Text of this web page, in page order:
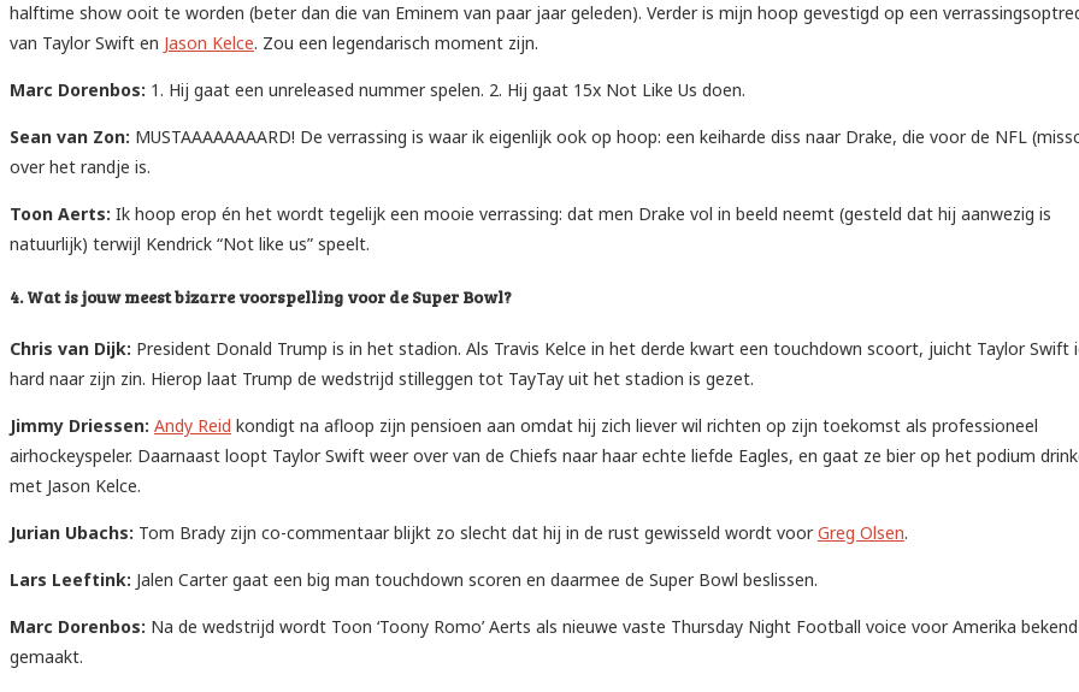
halftime show ooit te worden (beter dan die van Eminem van paar jaar geleden). Verder is mijn hoop gevestigd op een
van Taylor Swift en Jason Kelce. Zou een legendarisch moment zijn.
Marc Dorenbos: 1. Hij gaat een unreleased nummer spelen. 2. Hij gaat 15x Not Like Us doen.
Sean van Zon: MUSTAAAAAAAARD! De verrassing is waar ik eigenlijk ook op hoop: een keiharde diss naar Drake, die voor de NFL
over het randje is.
Toon Aerts: Ik hoop erop én het wordt tegelijk een mooie verrassing: dat men Drake vol in beeld neemt (gesteld dat hij aanwezig is
natuurlijk) terwijl Kendrick “Not like us” speelt.
4. Wat is jouw meest bizarre voorspelling voor de Super Bowl?
Chris van Dijk: President Donald Trump is in het stadion. Als Travis Kelce in het derde kwart een touchdown scoort, juicht Taylor Swift
hard naar zijn zin. Hierop laat Trump de wedstrijd stilleggen tot TayTay uit het stadion is gezet.
Jimmy Driessen: Andy Reid kondigt na afloop zijn pensioen aan omdat hij zich liever wil richten op zijn toekomst als professioneel
airhockeyspeler. Daarnaast loopt Taylor Swift weer over van de Chiefs naar haar echte liefde Eagles, en gaat ze bier op het podium
met Jason Kelce.
Jurian Ubachs: Tom Brady zijn co-commentaar blijkt zo slecht dat hij in de rust gewisseld wordt voorGreg Olsen.
Lars Leeftink: Jalen Carter gaat een big man touchdown scoren en daarmee de Super Bowl beslissen.
Marc Dorenbos: Na de wedstrijd wordt Toon ‘Toony Romo’ Aerts als nieuwe vaste Thursday Night Football voice voor Amerika bekend
gemaakt.